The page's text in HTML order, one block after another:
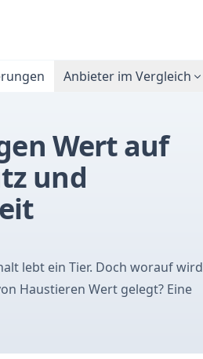
Anbieter im Vergleich
Wert auf
und
lebt ein Tier. Doch worauf wird
Haustieren Wert gelegt? Eine